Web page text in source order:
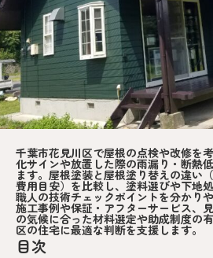
千葉市花見川区で屋根の点検や改修を
化サインや放置した際の雨漏り・断熱
ます。屋根塗装と屋根塗り替えの違い
費用目安）を比較し、塗料選びや下地
職人の技術チェックポイントを分かり
施工事例や保証・アフターサービス、
の気候に合った材料選定や助成制度の
区の住宅に最適な判断を支援します。
目次